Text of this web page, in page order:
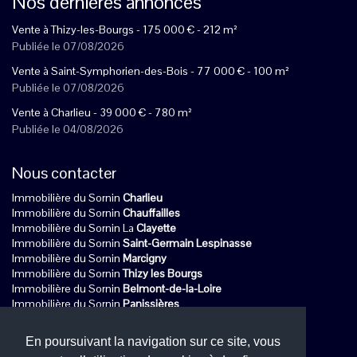
En poursuivant la navigation sur ce site, vous
Vente à Thizy-les-Bourgs - 175 000 €- 212 m²
Publiée le 07/08/2026
Vente à Saint-Symphorien-des-Bois - 77 000 €- 100 m²
Publiée le 07/08/2026
Vente à Charlieu - 39 000 €- 780 m²
Publiée le 04/08/2026
Nous contacter
Immobilière du Sornin Charlieu
Immobilière du Sornin Chauffailles
Immobilière du Sornin La Clayette
Immobilière du Sornin Saint-Germain Lespinasse
Immobilière du Sornin Marcigny
Immobilière du SorninThizy les Bourgs
Immobilière du Sornin Belmont-de-la-Loire
Immobilière du SorninPanissières
Immobilière du Sornin
Matour